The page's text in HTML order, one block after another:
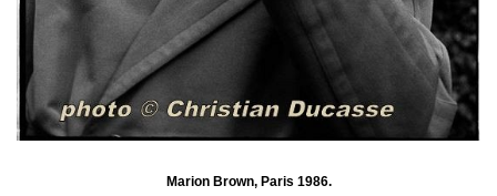
Marion Brown, Paris 1986.